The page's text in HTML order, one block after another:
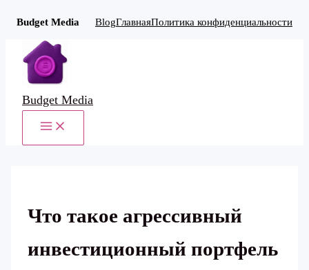
Budget Media BlogГлавнаяПолитика конфиденциальности
Перейти
содержимому
Budget Media
MAIN
Что такое агрессивный
инвестиционный портфель